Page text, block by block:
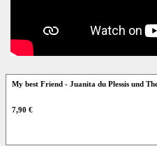
My best Friend - Juanita du Plessis und
7,90 €